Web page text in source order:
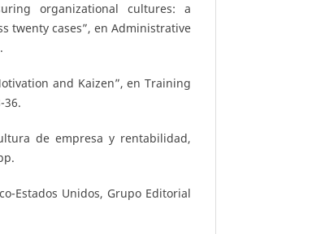
organizational cultures: a
twenty cases”, en Administrative
and Kaizen”, en Training
36.
de empresa y rentabilidad,
Estados Unidos, Grupo Editorial